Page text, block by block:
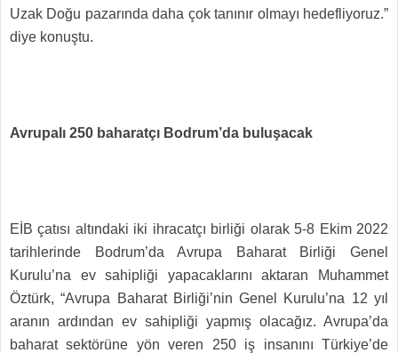
Uzak Doğu pazarında daha çok tanınır olmayı hedefliyoruz.”
diye konuştu.
Avrupalı 250 baharatçı Bodrum’da buluşacak
EİB çatısı altındaki iki ihracatçı birliği olarak 5-8 Ekim 2022
tarihlerinde Bodrum’da Avrupa Baharat Birliği Genel
Kurulu’na ev sahipliği yapacaklarını aktaran Muhammet
Öztürk, “Avrupa Baharat Birliği’nin Genel Kurulu’na 12 yıl
aranın ardından ev sahipliği yapmış olacağız. Avrupa’da
baharat sektörüne yön veren 250 iş insanını Türkiye’de